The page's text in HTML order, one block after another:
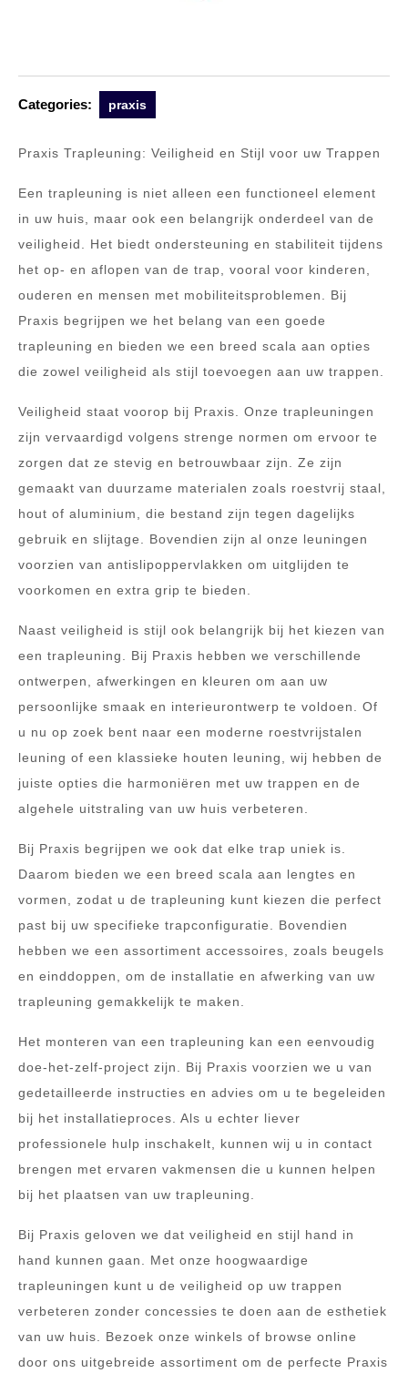
Categories: praxis
Praxis Trapleuning: Veiligheid en Stijl voor uw Trappen
Een trapleuning is niet alleen een functioneel element
in uw huis, maar ook een belangrijk onderdeel van de
veiligheid. Het biedt ondersteuning en stabiliteit tijdens
het op- en aflopen van de trap, vooral voor kinderen,
ouderen en mensen met mobiliteitsproblemen. Bij
Praxis begrijpen we het belang van een goede
trapleuning en bieden we een breed scala aan opties
die zowel veiligheid als stijl toevoegen aan uw trappen.
Veiligheid staat voorop bij Praxis. Onze trapleuningen
zijn vervaardigd volgens strenge normen om ervoor te
zorgen dat ze stevig en betrouwbaar zijn. Ze zijn
gemaakt van duurzame materialen zoals roestvrij staal,
hout of aluminium, die bestand zijn tegen dagelijks
gebruik en slijtage. Bovendien zijn al onze leuningen
voorzien van antislipoppervlakken om uitglijden te
voorkomen en extra grip te bieden.
Naast veiligheid is stijl ook belangrijk bij het kiezen van
een trapleuning. Bij Praxis hebben we verschillende
ontwerpen, afwerkingen en kleuren om aan uw
persoonlijke smaak en interieurontwerp te voldoen. Of
u nu op zoek bent naar een moderne roestvrijstalen
leuning of een klassieke houten leuning, wij hebben de
juiste opties die harmoniëren met uw trappen en de
algehele uitstraling van uw huis verbeteren.
Bij Praxis begrijpen we ook dat elke trap uniek is.
Daarom bieden we een breed scala aan lengtes en
vormen, zodat u de trapleuning kunt kiezen die perfect
past bij uw specifieke trapconfiguratie. Bovendien
hebben we een assortiment accessoires, zoals beugels
en einddoppen, om de installatie en afwerking van uw
trapleuning gemakkelijk te maken.
Het monteren van een trapleuning kan een eenvoudig
doe-het-zelf-project zijn. Bij Praxis voorzien we u van
gedetailleerde instructies en advies om u te begeleiden
bij het installatieproces. Als u echter liever
professionele hulp inschakelt, kunnen wij u in contact
brengen met ervaren vakmensen die u kunnen helpen
bij het plaatsen van uw trapleuning.
Bij Praxis geloven we dat veiligheid en stijl hand in
hand kunnen gaan. Met onze hoogwaardige
trapleuningen kunt u de veiligheid op uw trappen
verbeteren zonder concessies te doen aan de esthetiek
van uw huis. Bezoek onze winkels of browse online
door ons uitgebreide assortiment om de perfecte Praxis